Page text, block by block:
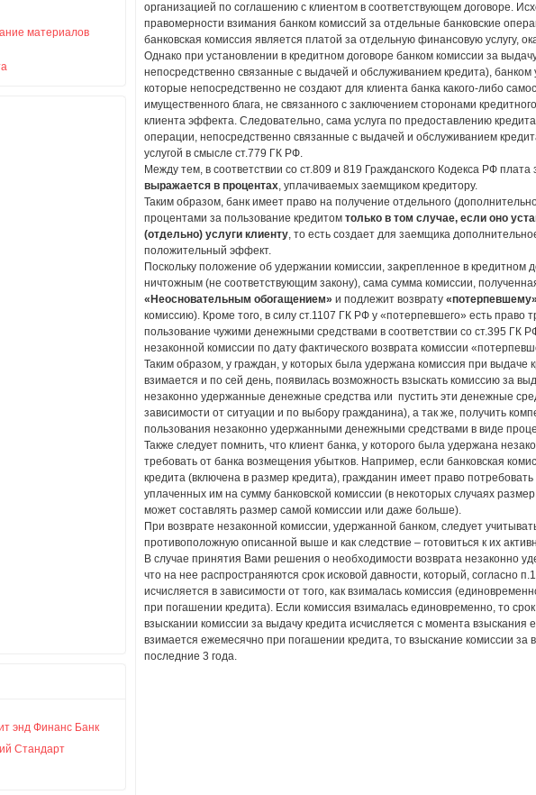
материалов
энд Финанс Банк
Стандарт
организацией по соглашению с клиентом в соответствующем договоре.
правомерности взимания банком комиссий за отдельные банковские
банковская комиссия является платой за отдельную финансовую услугу,
Однако при установлении в кредитном договоре банком комиссии за
непосредственно связанные с выдачей и обслуживанием кредита), банком
которые непосредственно не создают для клиента банка какого-либо
имущественного блага, не связанного с заключением сторонами
клиента эффекта. Следовательно, сама услуга по предоставлению
операции, непосредственно связанные с выдачей и обслуживанием
услугой в смысле ст.779 ГК РФ.
Между тем, в соответствии со ст.809 и 819 Гражданского Кодекса РФ
выражается в процентах, уплачиваемых заемщиком кредитору.
Таким образом, банк имеет право на получение отдельного
процентами за пользование кредитом только в том случае, если оно
(отдельно) услуги клиенту, то есть создает для заемщика
положительный эффект.
Поскольку положение об удержании комиссии, закрепленное в кредитном
ничтожным (не соответствующим закону), сама сумма комиссии,
«Неосновательным обогащением» и подлежит возврату «потерпевшему»
комиссию). Кроме того, в силу ст.1107 ГК РФ у «потерпевшего» есть право
пользование чужими денежными средствами в соответствии со ст.395 ГК
незаконной комиссии по дату фактического возврата комиссии
Таким образом, у граждан, у которых была удержана комиссия при выдаче
взимается и по сей день, появилась возможность взыскать комиссию за
незаконно удержанные денежные средства или пустить эти денежные
зависимости от ситуации и по выбору гражданина), а так же, получить
пользования незаконно удержанными денежными средствами в виде
Также следует помнить, что клиент банка, у которого была удержана
требовать от банка возмещения убытков. Например, если банковская
кредита (включена в размер кредита), гражданин имеет право
уплаченных им на сумму банковской комиссии (в некоторых случаях
может составлять размер самой комиссии или даже больше).
При возврате незаконной комиссии, удержанной банком, следует
противоположную описанной выше и как следствие – готовиться к их
В случае принятия Вами решения о необходимости возврата незаконно
что на нее распространяются срок исковой давности, который, согласно
исчисляется в зависимости от того, как взималась комиссия
при погашении кредита). Если комиссия взималась единовременно, то
взыскании комиссии за выдачу кредита исчисляется с момента
взимается ежемесячно при погашении кредита, то взыскание комиссии за
последние 3 года.